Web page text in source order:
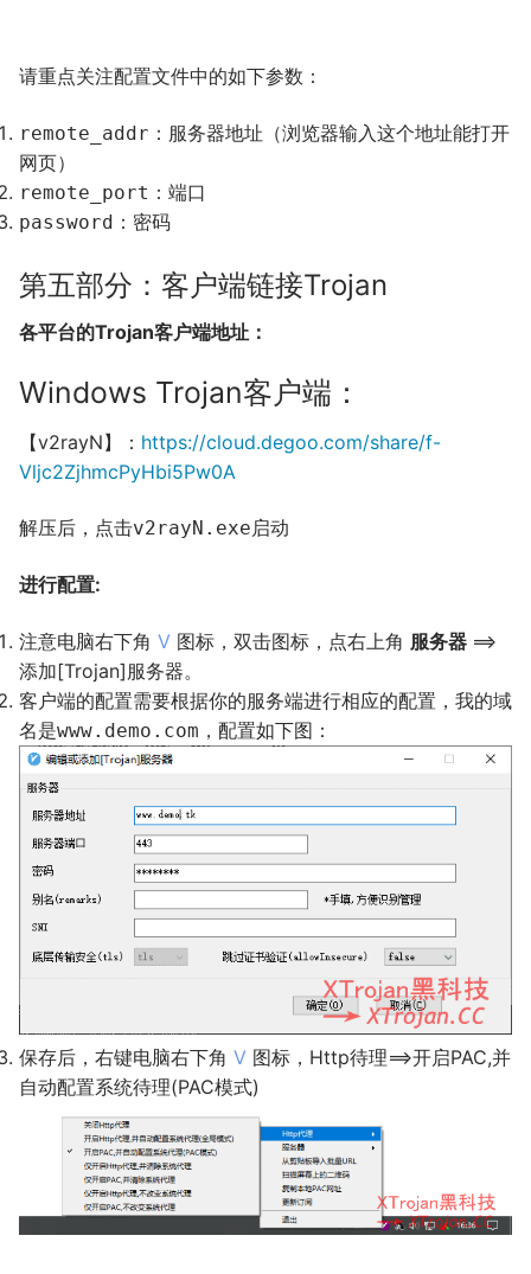
请重点关注配置文件中的如下参数：
remote_addr ：服务器地址（浏览器输入这个地址能打开
网页）
remote_port ：端口
password ：密码
第五部分：客户端链接Trojan
各平台的Trojan客户端地址：
Windows Trojan客户端：
【v2rayN】： https://cloud.degoo.com/share/f-
Vljc2ZjhmcPyHbi5Pw0A
解压后，点击v2rayN.exe启动
进行配置:
注意电脑右下角 V 图标，双击图标，点右上角 服务器 ==>
添加[Trojan]服务器。
客户端的配置需要根据你的服务端进行相应的配置，我的域
名是www.demo.com ，配置如下图：
保存后，右键电脑右下角 V 图标，Http待理==>开启PAC,并
自动配置系统待理(PAC模式)